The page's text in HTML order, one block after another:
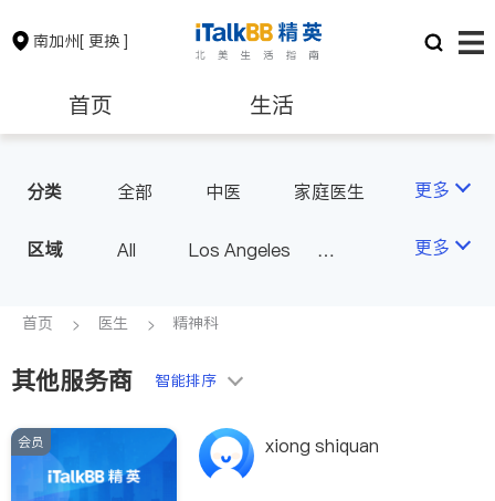
南加州[ 更换 ]
首页 生活
保险理财 房地产租售
银行贷款
建筑装修
非盈利组织
分类 全部 中医
家庭医生
眼科
妇科
儿科
心脏科
肠胃肝脏科
泌尿科
风湿病
不孕不育
脊椎神经科
更多
区域 All
Los Angeles
Alhambra & San Gabriel
Diamond Bar & Covina
Rowland Heights & Hacienda H
更多
首页 医生 精神科
其他服务商 智能排序
会员 xiong shiquan